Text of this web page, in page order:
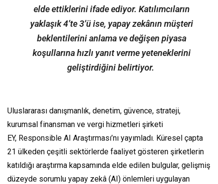
elde ettiklerini ifade ediyor. Katılımcıların
yaklaşık 4’te 3’ü ise, yapay zekânın müşteri
beklentilerini anlama ve değişen piyasa
koşullarına hızlı yanıt verme yeteneklerini
geliştirdiğini belirtiyor.
Uluslararası danışmanlık, denetim, güvence, strateji,
kurumsal finansman ve vergi hizmetleri şirketi
EY, Responsible AI Araştırması’nı yayımladı. Küresel çapta
21 ülkeden çeşitli sektörlerde faaliyet gösteren şirketlerin
katıldığı araştırma kapsamında elde edilen bulgular, gelişmiş
düzeyde sorumlu yapay zekâ (AI) önlemleri uygulayan